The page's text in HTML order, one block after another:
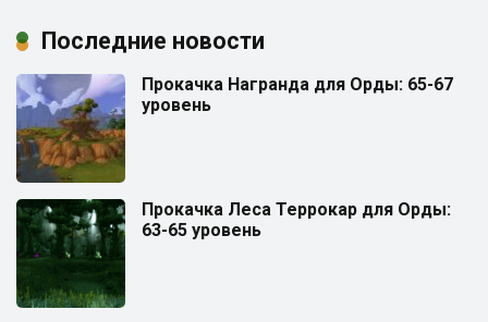
Последние новости
Прокачка Награнда для Орды: 65-67
уровень
Прокачка Леса Террокар для Орды:
63-65 уровень